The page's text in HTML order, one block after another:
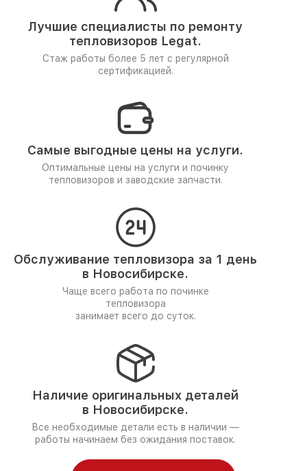
Лучшие специалисты по ремонту
тепловизоров Legat.
Стаж работы более 5 лет с регулярной
сертификацией.
Самые выгодные цены на услуги.
Оптимальные цены на услуги и починку
тепловизоров и заводские запчасти.
Обслуживание тепловизора за 1 день
в Новосибирске.
Чаще всего работа по починке
тепловизора
занимает всего до суток.
Наличие оригинальных деталей
в Новосибирске.
Все необходимые детали есть в наличии —
работы начинаем без ожидания поставок.